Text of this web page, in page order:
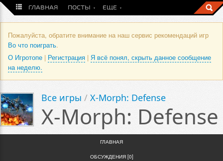
ГЛАВНАЯ ПОСТЫ ЕЩЕ
Пожалуйста, обратите внимание на наш сервис рекомендаций игр
Во что поиграть.
О Игротопе | Регистрация | Я всё понял, скрыть данное сообщение
на неделю.
Все игры / X-Morph: Defense
X-Morph: Defense
ГЛАВНАЯ
ОБСУЖДЕНИЯ [0]